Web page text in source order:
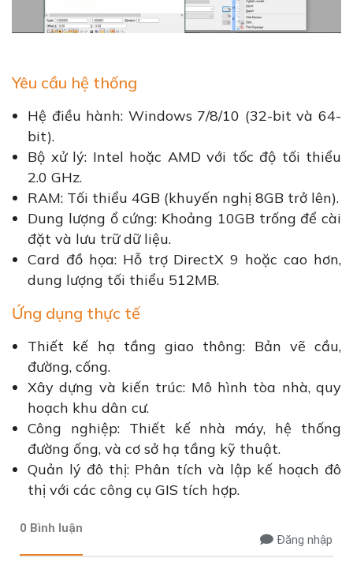
Yêu cầu hệ thống
Hệ điều hành: Windows 7/8/10 (32-bit và 64-
bit).
Bộ xử lý: Intel hoặc AMD với tốc độ tối thiểu
2.0 GHz.
RAM: Tối thiểu 4GB (khuyến nghị 8GB trở lên).
Dung lượng ổ cứng: Khoảng 10GB trống để cài
đặt và lưu trữ dữ liệu.
Card đồ họa: Hỗ trợ DirectX 9 hoặc cao hơn,
dung lượng tối thiểu 512MB.
Ứng dụng thực tế
Thiết kế hạ tầng giao thông: Bản vẽ cầu,
đường, cống.
Xây dựng và kiến trúc: Mô hình tòa nhà, quy
hoạch khu dân cư.
Công nghiệp: Thiết kế nhà máy, hệ thống
đường ống, và cơ sở hạ tầng kỹ thuật.
Quản lý đô thị: Phân tích và lập kế hoạch đô
thị với các công cụ GIS tích hợp.
0 Bình luận
Đăng nhập